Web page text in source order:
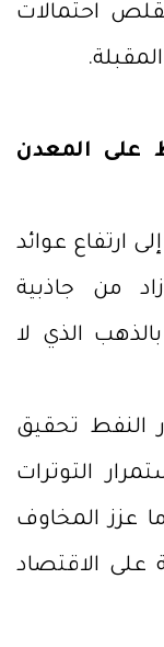
احتمالات
على المعدن
ارتفاع عوائد
من جاذبية
الذي لا
النفط تحقيق
التوترات
عزز المخاوف
الاقتصاد